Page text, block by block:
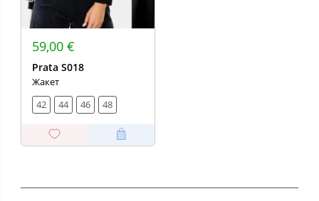
59,00 €
Prata S018
Жакет
42
44 46 48